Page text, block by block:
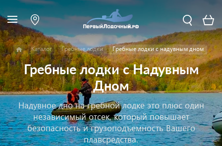
Каталог Гребные лодки Гребные лодки с надувным дном
Гребные лодки с Надувным
Дном
Надувное дно на гребной лодке это плюс один
независимый отсек, который повышает
безопасность и грузоподъемность Вашего
плавсредства.